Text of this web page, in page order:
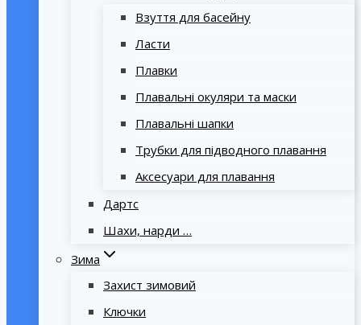
Взуття для басейну
Ласти
Плавки
Плавальні окуляри та маски
Плавальні шапки
Трубки для підводного плавання
Аксесуари для плавання
Дартс
Шахи, нарди …
Зима
Захист зимовий
Ключки